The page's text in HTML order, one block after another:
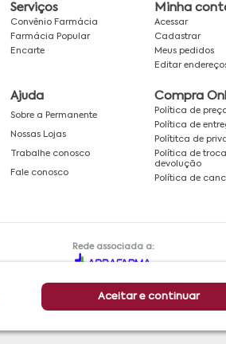
Aceitar e continuar
Serviços
Convênio Farmácia
Farmácia Popular
Encarte
Minha
Acessar
Cadastrar
Meus pedidos
Editar
Ajuda
Sobre a Permanente
Nossas Lojas
Trabalhe conosco
Fale conosco
Compra
Política de
Política de
Polítitca de
Política de
devolução
Política de
Rede associada a: